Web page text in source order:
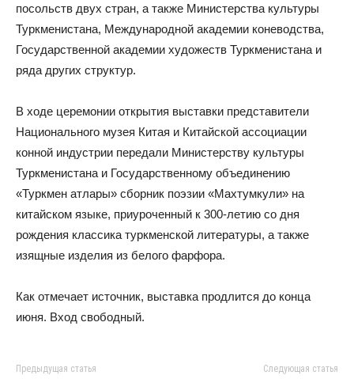
посольств двух стран, а также Министерства культуры
Туркменистана, Международной академии коневодства,
Государственной академии художеств Туркменистана и
ряда других структур.
В ходе церемонии открытия выставки представители
Национального музея Китая и Китайской ассоциации
конной индустрии передали Министерству культуры
Туркменистана и Государственному объединению
«Туркмен атлары» сборник поэзии «Махтумкули» на
китайском языке, приуроченный к 300-летию со дня
рождения классика туркменской литературы, а также
изящные изделия из белого фарфора.
Как отмечает источник, выставка продлится до конца
июня. Вход свободный.
Предыдущая статья Следующая статья